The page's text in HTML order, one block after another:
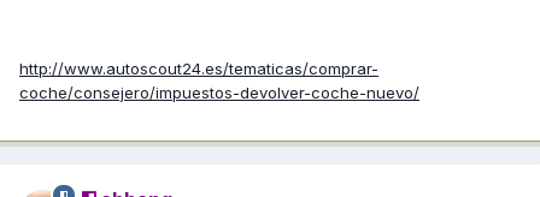
http://www.autoscout24.es/tematicas/comprar-
coche/consejero/impuestos-devolver-coche-nuevo/